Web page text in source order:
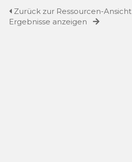
Zurück zur Ressourcen-Ansicht
Ergebnisse anzeigen